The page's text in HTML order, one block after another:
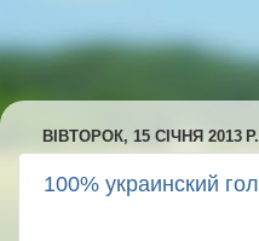
ВІВТОРОК, 15 СІЧНЯ 2013 Р.
100% украинский